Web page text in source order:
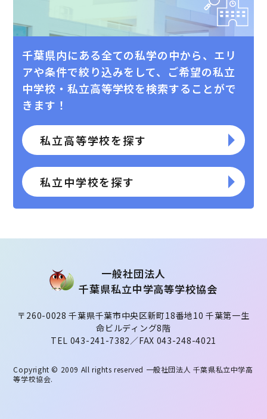
千葉県内にある全ての私学の中から、エリ
アや条件で絞り込みをして、
ご希望の私⽴
中学校・私⽴⾼等学校を検索することがで
きます！
私立高等学校を探す
私立中学校を探す
⼀般社団法⼈
千葉県私⽴中学⾼等学校協会
〒260-0028 千葉県千葉市中央区新町18番地10 千葉第一生
命ビルディング8階
TEL 043-241-7382／FAX 043-248-4021
Copyright © 2009 All rights reserved 一般社団法人 千葉県私立中学高
等学校協会.